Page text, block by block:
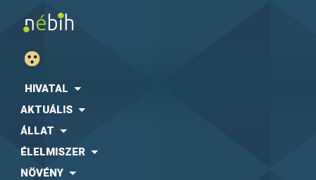
HIVATAL
AKTUÁLIS
ÁLLAT
ÉLELMISZER
NÖVÉNY